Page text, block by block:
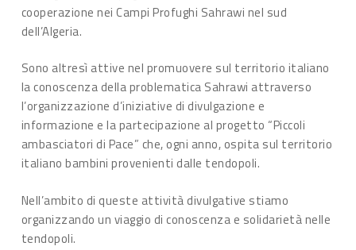
cooperazione nei Campi Profughi Sahrawi nel sud
dell’Algeria.
Sono altresì attive nel promuovere sul territorio italiano
la conoscenza della problematica Sahrawi attraverso
l’organizzazione d’iniziative di divulgazione e
informazione e la partecipazione al progetto “Piccoli
ambasciatori di Pace” che, ogni anno, ospita sul territorio
italiano bambini provenienti dalle tendopoli.
Nell’ambito di queste attività divulgative stiamo
organizzando un viaggio di conoscenza e solidarietà nelle
tendopoli.